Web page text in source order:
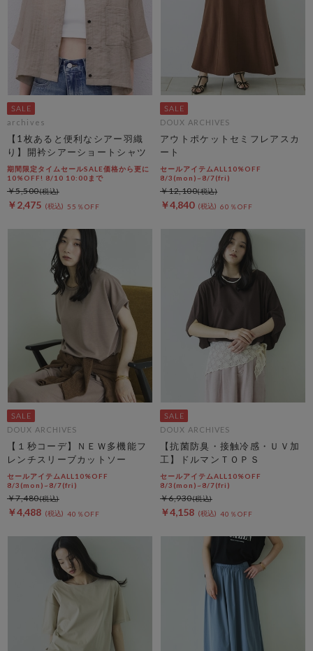
archives
【1枚あると便利なシアー羽織
り】開衿シアーショートシャツ
期間限定タイムセールSALE価格から更に
10%OFF! 8/10 10:00まで
￥2,475 55％OFF
￥5,500
DOUX ARCHIVES
アウトポケットセミフレアスカ
ート
セールアイテムALL10%OFF
8/3(mon)~8/7(fri)
￥4,840 60％OFF
￥12,100
DOUX ARCHIVES
【１秒コーデ】ＮＥＷ多機能フ
レンチスリーブカットソー
セールアイテムALL10%OFF
8/3(mon)~8/7(fri)
￥4,488 40％OFF
￥7,480
DOUX ARCHIVES
【抗菌防臭・接触冷感・ＵＶ加
工】ドルマンＴＯＰＳ
セールアイテムALL10%OFF
8/3(mon)~8/7(fri)
￥4,158 40％OFF
￥6,930